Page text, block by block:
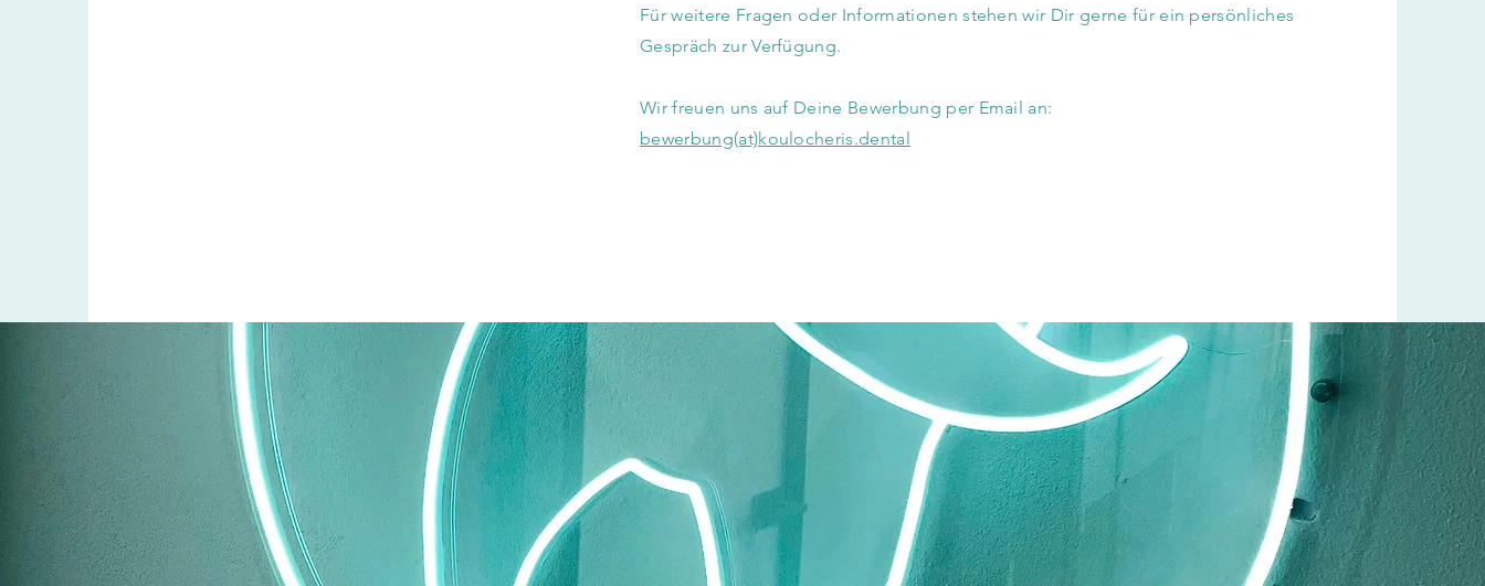
Für weitere Fragen oder Informationen stehen wir Dir gerne für ein persönliches
Gespräch zur Verfügung.
Wir freuen uns auf Deine Bewerbung per Email an:
bewerbung(at)koulocheris.dental